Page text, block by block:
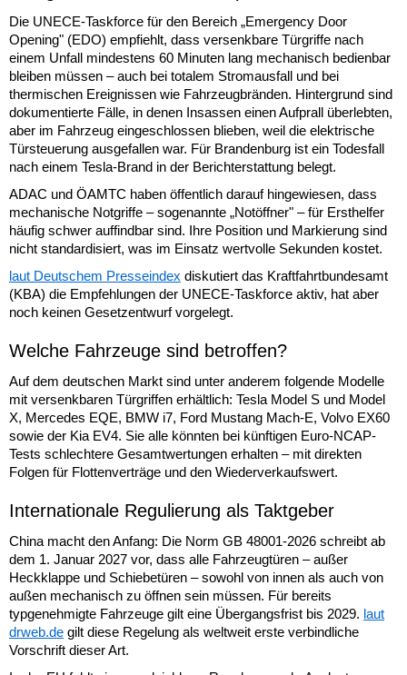
Die UNECE-Taskforce für den Bereich „Emergency Door
Opening" (EDO) empfiehlt, dass versenkbare Türgriffe nach
einem Unfall mindestens 60 Minuten lang mechanisch bedienbar
bleiben müssen – auch bei totalem Stromausfall und bei
thermischen Ereignissen wie Fahrzeugbränden. Hintergrund sind
dokumentierte Fälle, in denen Insassen einen Aufprall überlebten,
aber im Fahrzeug eingeschlossen blieben, weil die elektrische
Türsteuerung ausgefallen war. Für Brandenburg ist ein Todesfall
nach einem Tesla-Brand in der Berichterstattung belegt.
ADAC und ÖAMTC haben öffentlich darauf hingewiesen, dass
mechanische Notgriffe – sogenannte „Notöffner" – für Ersthelfer
häufig schwer auffindbar sind. Ihre Position und Markierung sind
nicht standardisiert, was im Einsatz wertvolle Sekunden kostet.
laut Deutschem Presseindex diskutiert das Kraftfahrtbundesamt
(KBA) die Empfehlungen der UNECE-Taskforce aktiv, hat aber
noch keinen Gesetzentwurf vorgelegt.
Welche Fahrzeuge sind betroffen?
Auf dem deutschen Markt sind unter anderem folgende Modelle
mit versenkbaren Türgriffen erhältlich: Tesla Model S und Model
X, Mercedes EQE, BMW i7, Ford Mustang Mach-E, Volvo EX60
sowie der Kia EV4. Sie alle könnten bei künftigen Euro-NCAP-
Tests schlechtere Gesamtwertungen erhalten – mit direkten
Folgen für Flottenverträge und den Wiederverkaufswert.
Internationale Regulierung als Taktgeber
China macht den Anfang: Die Norm GB 48001-2026 schreibt ab
dem 1. Januar 2027 vor, dass alle Fahrzeugtüren – außer
Heckklappe und Schiebetüren – sowohl von innen als auch von
außen mechanisch zu öffnen sein müssen. Für bereits
typgenehmigte Fahrzeuge gilt eine Übergangsfrist bis 2029. laut
drweb.de gilt diese Regelung als weltweit erste verbindliche
Vorschrift dieser Art.